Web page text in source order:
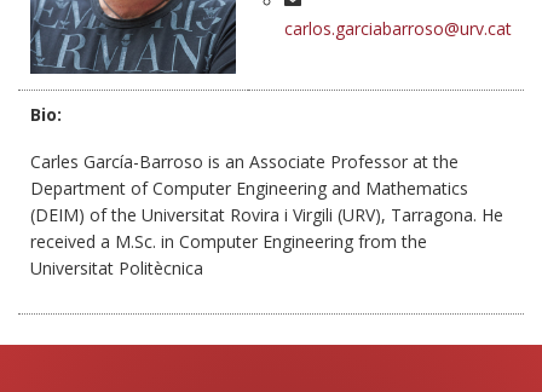
carlos.garciabarroso@urv.cat
Bio:
Carles García-Barroso is an Associate Professor at the
Department of Computer Engineering and Mathematics
(DEIM) of the Universitat Rovira i Virgili (URV), Tarragona. He
received a M.Sc. in Computer Engineering from the
Universitat Politècnica